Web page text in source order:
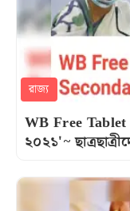
রাজ্য
WB Free Tablet
২০২১'~